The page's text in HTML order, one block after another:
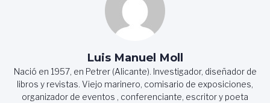
Luis Manuel Moll
Nació en 1957, en Petrer (Alicante). Investigador, diseñador de
libros y revistas. Viejo marinero, comisario de exposiciones,
organizador de eventos , conferenciante, escritor y poeta